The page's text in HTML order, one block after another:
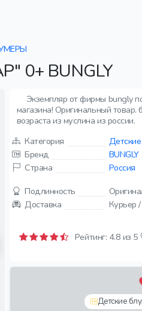
BUNGLY
Экземпляр от фирмы bungly
магазина! Оригинальный
возраста из муслина из россии.
Категория
Бренд
BUNGLY
Страна
Россия
Подлинность
Доставка
Курьер
Рейтинг: 4.8 из 5
Детские